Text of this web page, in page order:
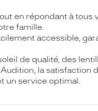
en répondant à tous
famille.
accessible,
de qualité, des
la satisfaction
un service optimal.